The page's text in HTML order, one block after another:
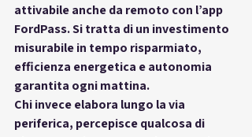
attivabile anche da remoto con l’app
FordPass. Si tratta di un investimento
misurabile in tempo risparmiato,
efficienza energetica e autonomia
garantita ogni mattina.
Chi invece elabora lungo la via
periferica, percepisce qualcosa di